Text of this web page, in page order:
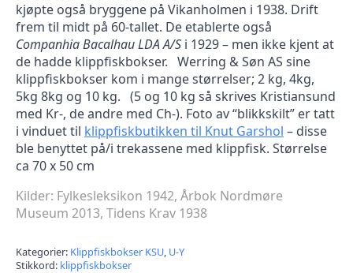
kjøpte også bryggene på Vikanholmen i 1938. Drift
frem til midt på 60-tallet. De etablerte også
Companhia Bacalhau LDA A/S i 1929 – men ikke kjent at
de hadde klippfiskbokser. Werring & Søn AS sine
klippfiskbokser kom i mange størrelser; 2 kg, 4kg,
5kg 8kg og 10 kg. (5 og 10 kg så skrives Kristiansund
med Kr-, de andre med Ch-). Foto av “blikkskilt” er tatt
i vinduet til klippfiskbutikken til Knut Garshol – disse
ble benyttet på/i trekassene med klippfisk. Størrelse
ca 70 x 50 cm
Kilder: Fylkesleksikon 1942, Årbok Nordmøre
Museum 2013, Tidens Krav 1938
Kategorier: Klippfiskbokser KSU, U-Y
Stikkord: klippfiskbokser